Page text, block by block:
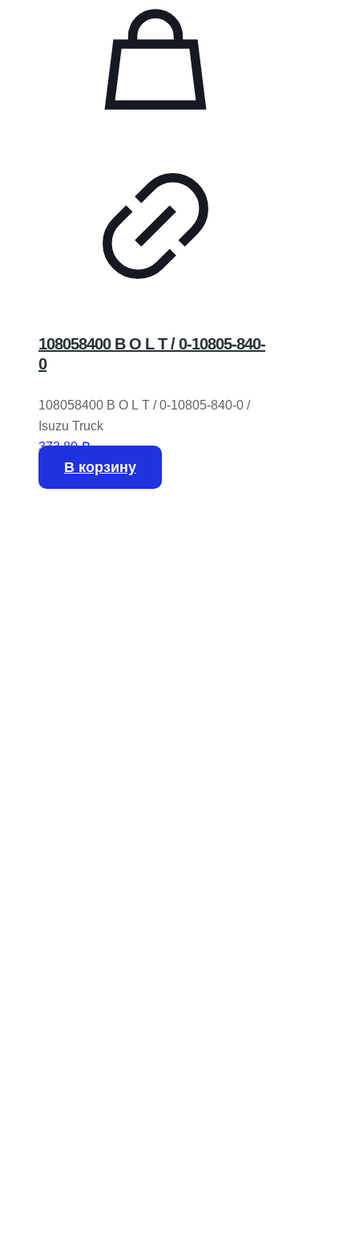
108058400 B O L T / 0-10805-840-
0
108058400 B O L T / 0-10805-840-0 /
Isuzu Truck
373,80₽
В корзину